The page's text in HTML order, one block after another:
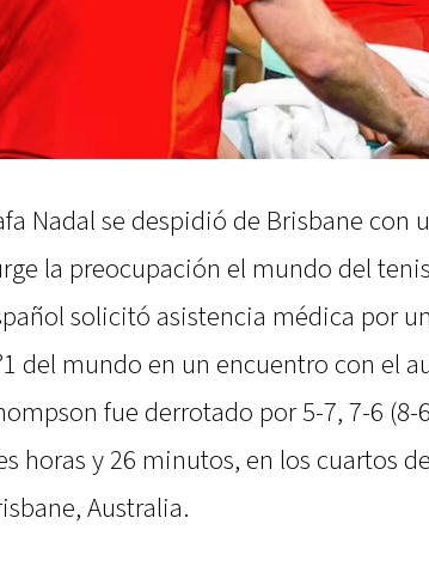
Nadal se despidió de Brisbane con
la preocupación el mundo del
solicitó asistencia médica por
del mundo en un encuentro con el
fue derrotado por 5-7, 7-6 (8-
horas y 26 minutos, en los cuartos
Australia.